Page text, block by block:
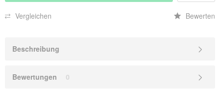
Vergleichen Bewerten
Beschreibung
Bewertungen 0